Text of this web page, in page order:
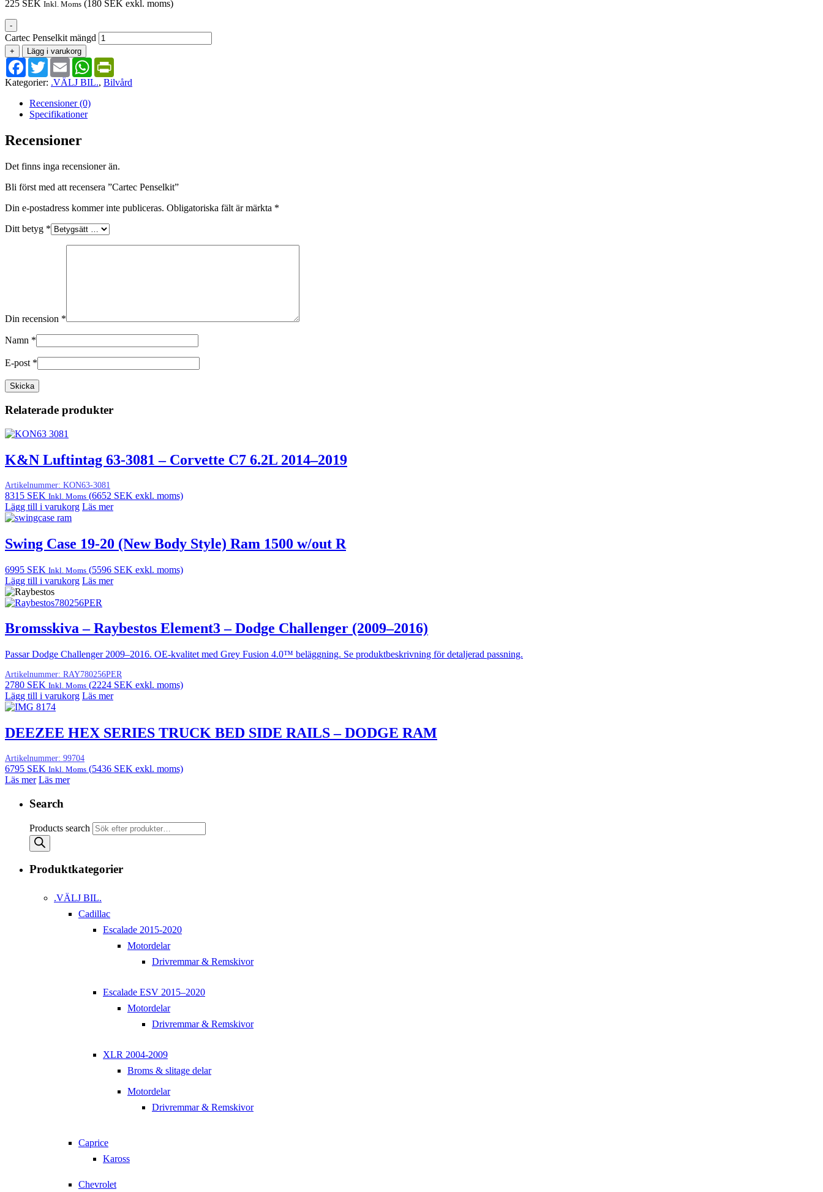
225 SEK Inkl. Moms (180 SEK exkl. moms)
-
Cartec Penselkit mängd
+ Lägg i varukorg
Facebook
TwitterEmail WhatsApp
Kategorier: .VÄLJ BIL., Bilvård
Recensioner (0)
Specifikationer
Recensioner
Det finns inga recensioner än.
Bli först med att recensera ”Cartec Penselkit”
Din e-postadress kommer inte publiceras. Obligatoriska fält är märkta *
Ditt betyg *
Din recension *
Namn *
E-post *
Relaterade produkter
K&N Luftintag 63-3081 – Corvette C7 6.2L 2014–2019
Artikelnummer: KON63-3081
8315 SEK Inkl. Moms (6652 SEK exkl. moms)
Lägg till i varukorg Läs mer
Swing Case 19-20 (New Body Style) Ram 1500 w/out R
6995 SEK Inkl. Moms (5596 SEK exkl. moms)
Lägg till i varukorg Läs mer
Bromsskiva – Raybestos Element3 – Dodge Challenger (2009–2016)
Passar Dodge Challenger 2009–2016. OE-kvalitet med Grey Fusion 4.0™ beläggning. Se produktbeskrivning för detaljerad passning.
Artikelnummer: RAY780256PER
2780 SEK Inkl. Moms (2224 SEK exkl. moms)
Lägg till i varukorg Läs mer
DEEZEE HEX SERIES TRUCK BED SIDE RAILS – DODGE RAM
Artikelnummer: 99704
6795 SEK Inkl. Moms (5436 SEK exkl. moms)
Läs mer Läs mer
Search
Products search
Produktkategorier
.VÄLJ BIL.
Cadillac
Escalade 2015-2020
Motordelar
Drivremmar & Remskivor
Escalade ESV 2015–2020
Motordelar
Drivremmar & Remskivor
XLR 2004-2009
Broms & slitage delar
Motordelar
Drivremmar & Remskivor
Caprice
Kaross
Chevrolet